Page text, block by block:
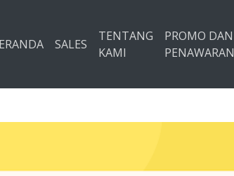
SALES
TENTANG
KAMI
PROMO DAN
PENAWARAN